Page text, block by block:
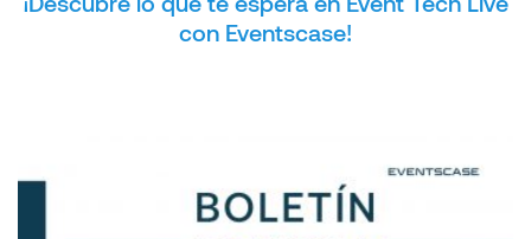
con Eventscase!